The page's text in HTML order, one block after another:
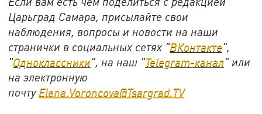
Царьград Самара, присылайте свои
наблюдения, вопросы и новости на наши
странички в социальных сетях "ВКонтакте",
"Одноклассники", на наш "Telegram-канал" или
на электронную
почту Elena.Voroncova@Tsargrad.TV